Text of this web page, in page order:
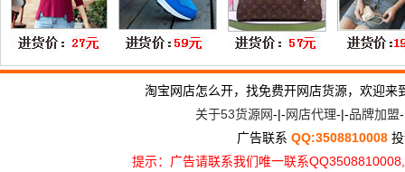
淘宝网店怎么开，找免费开网店货源，欢迎
关于53货源网-|-网店代理-|-品牌加盟
广告联系 QQ:3508810008
提示：广告请联系我们唯一联系